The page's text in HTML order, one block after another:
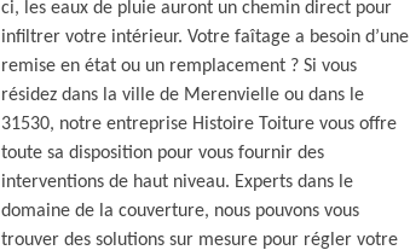
ci, les eaux de pluie auront un chemin direct pour
infiltrer votre intérieur. Votre faîtage a besoin d’une
remise en état ou un remplacement ? Si vous
résidez dans la ville de Merenvielle ou dans le
31530, notre entreprise Histoire Toiture vous offre
toute sa disposition pour vous fournir des
interventions de haut niveau. Experts dans le
domaine de la couverture, nous pouvons vous
trouver des solutions sur mesure pour régler votre